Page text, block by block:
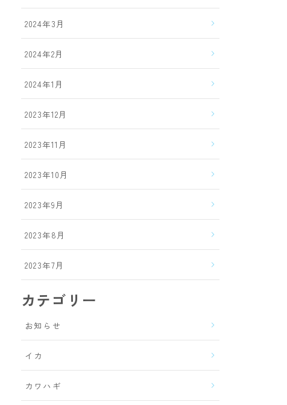
2024年3月
2024年2月
2024年1月
2023年12月
2023年11月
2023年10月
2023年9月
2023年8月
2023年7月
カテゴリー
お知らせ
イカ
カワハギ